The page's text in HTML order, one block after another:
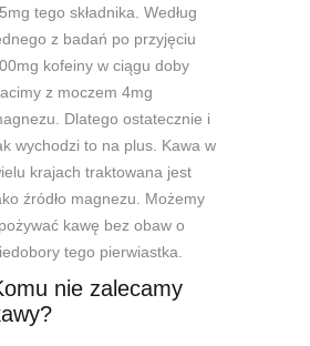
tego składnika. Według
z badań po przyjęciu
kofeiny w ciągu doby
z moczem 4mg
Dlatego ostatecznie i
wychodzi to na plus. Kawa w
krajach traktowana jest
źródło magnezu. Możemy
kawę bez obaw o
tego pierwiastka
nie zalecamy